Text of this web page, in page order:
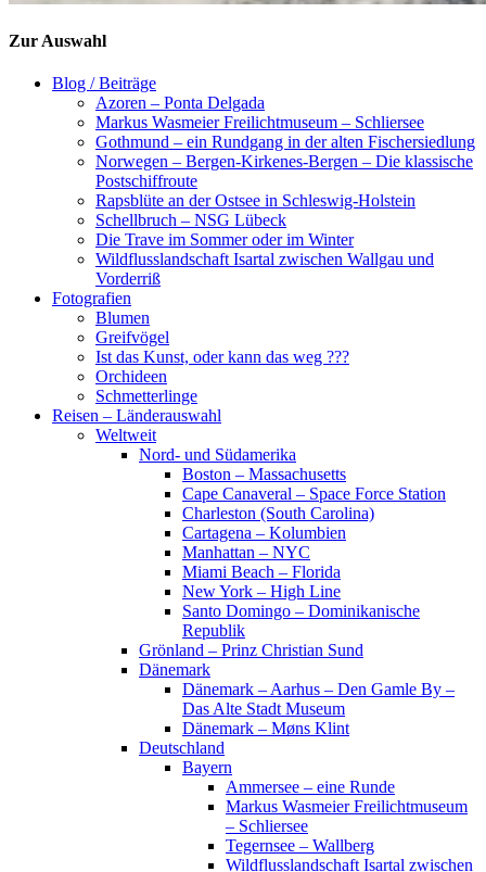
Zur Auswahl
Blog / Beiträge
Azoren – Ponta Delgada
Markus Wasmeier Freilichtmuseum – Schliersee
Gothmund – ein Rundgang in der alten Fischersiedlung
Norwegen – Bergen-Kirkenes-Bergen – Die klassische
Postschiffroute
Rapsblüte an der Ostsee in Schleswig-Holstein
Schellbruch – NSG Lübeck
Die Trave im Sommer oder im Winter
Wildflusslandschaft Isartal zwischen Wallgau und
Vorderriß
Fotografien
Blumen
Greifvögel
Ist das Kunst, oder kann das weg ???
Orchideen
Schmetterlinge
Reisen – Länderauswahl
Weltweit
Nord- und Südamerika
Boston – Massachusetts
Cape Canaveral – Space Force Station
Charleston (South Carolina)
Cartagena – Kolumbien
Manhattan – NYC
Miami Beach – Florida
New York – High Line
Santo Domingo – Dominikanische
Republik
Grönland – Prinz Christian Sund
Dänemark
Dänemark – Aarhus – Den Gamle By –
Das Alte Stadt Museum
Dänemark – Møns Klint
Deutschland
Bayern
Ammersee – eine Runde
Markus Wasmeier Freilichtmuseum
– Schliersee
Tegernsee – Wallberg
Wildflusslandschaft Isartal zwischen